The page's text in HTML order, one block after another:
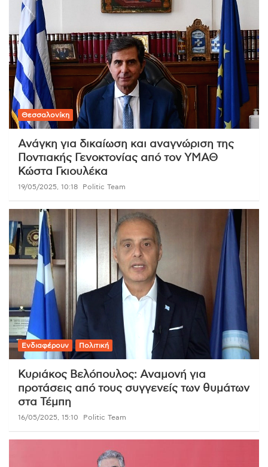
Θεσσαλονίκη
Ανάγκη για δικαίωση και αναγνώριση της
Ποντιακής Γενοκτονίας από τον ΥΜΑΘ
Κώστα Γκιουλέκα
19/05/2025, 10:18 Politic Team
Ενδιαφέρουν Πολιτική
Κυριάκος Βελόπουλος: Αναμονή για
προτάσεις από τους συγγενείς των θυμάτων
στα Τέμπη
16/05/2025, 15:10 Politic Team